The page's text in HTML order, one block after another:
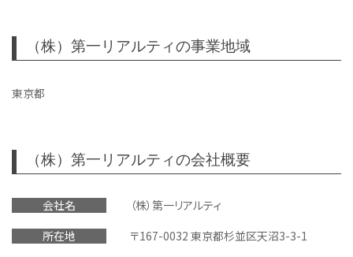
（株）第一リアルティの事業地域
東京都
（株）第一リアルティの会社概要
会社名
（株）第一リアルティ
所在地
〒167-0032 東京都杉並区天沼3-3-1